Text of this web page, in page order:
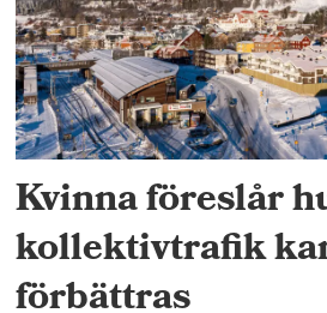
Kvinna föreslår
kollektivtrafik
förbättras